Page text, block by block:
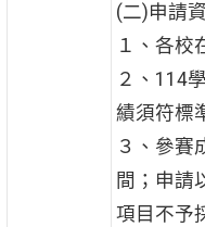
(二)申請
１、各校
２、114
績須符標
３、參賽
間；申請
項目不予